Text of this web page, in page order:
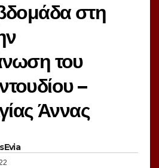
στη
του
–
Άννας